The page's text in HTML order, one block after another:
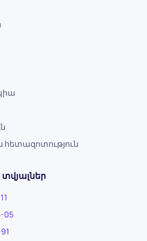
հետազոտություն
05